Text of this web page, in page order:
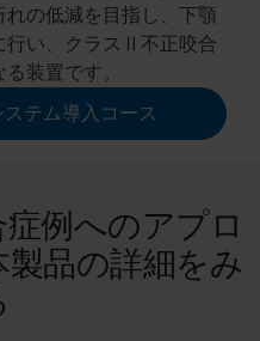
の低減を目指し、下顎
行い、クラスⅡ不正咬合
装置です。
テム導入コース
例へのアプロ
品の詳細をみ